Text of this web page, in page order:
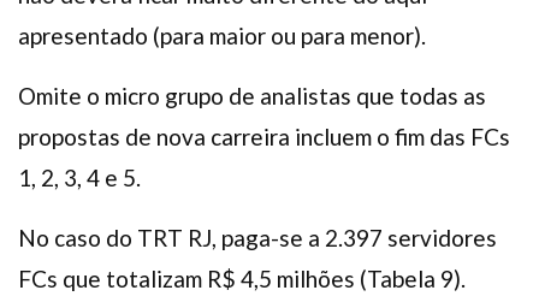
apresentado (para maior ou para menor).
Omite o micro grupo de analistas que todas as
propostas de nova carreira incluem o fim das FCs
1, 2, 3, 4 e 5.
No caso do TRT RJ, paga-se a 2.397 servidores
FCs que totalizam R$ 4,5 milhões (Tabela 9).